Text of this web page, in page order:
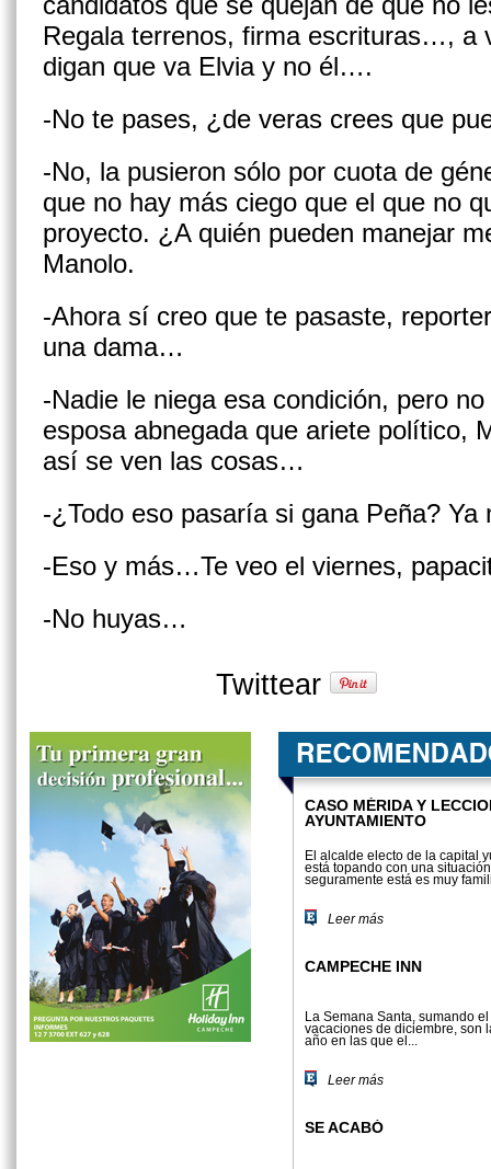
Rega­la terrenos, firma escrituras…, a
digan que va El­via y no él….
-No te pases, ¿de veras crees que
-No, la pusieron sólo por cuota de
que no hay más ciego que el que no
proyecto. ¿A quién pueden manejar
Manolo.
-Ahora sí creo que te pasaste,
una dama…
-Nadie le niega esa condición, pero
es­posa abnegada que ariete político,
así se ven las cosas…
-¿Todo eso pasaría si gana Peña?
-Eso y más…Te veo el viernes,
-No huyas…
Twittear
CASO MÉRIDA Y
AYUNTAMIENTO
El alcalde electo de la capital
está topando con una
seguramen­te está es muy
Leer más
CAMPECHE INN
La Semana Santa, sumando
vacaciones de diciembre, son
año en las que el...
Leer más
SE ACABÓ